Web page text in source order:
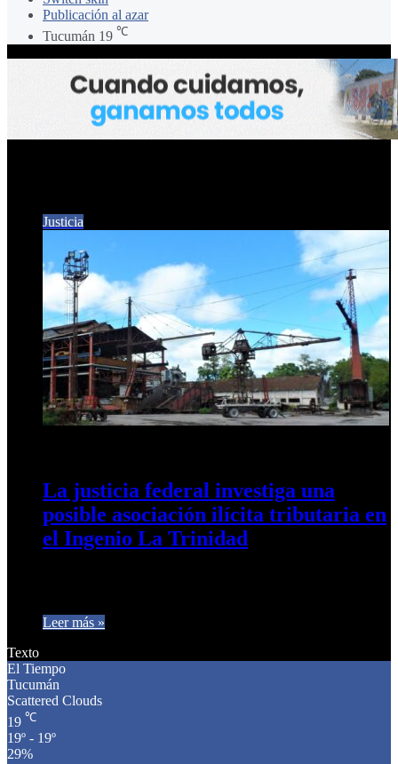
Publicación al azar
Tucumán 19 ℃
Justicia
La justicia federal investiga una
posible asociación ilícita tributaria en
el Ingenio La Trinidad
Leer más »
Texto
El Tiempo
Tucumán
Scattered Clouds
19 ℃
19º - 19º
29%